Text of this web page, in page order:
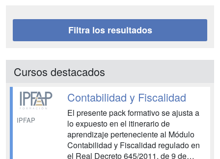
Filtra los resultados
Cursos destacados
IPFAP
Contabilidad y Fiscalidad
El presente pack formativo se ajusta a
lo expuesto en el itinerario de
aprendizaje perteneciente al Módulo
Contabilidad y Fiscalidad regulado en
el Real Decreto 645/2011, de 9 de